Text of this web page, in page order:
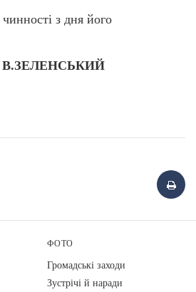
з дня його
В.ЗЕЛЕНСЬКИЙ
ФОТО
Громадські заходи
Зустрічі й наради